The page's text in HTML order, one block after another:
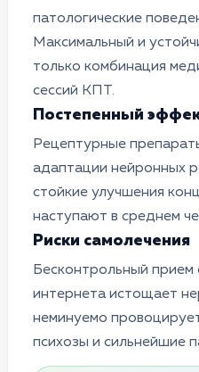
патологические
Максимальный и
только комбинация
сессий КПТ.
Постепенный
Рецептурные
адаптации нейронных
стойкие улучшения
наступают в среднем
Риски самолечения
Бесконтрольный прием
интернета истощает
неминуемо
психозы и сильнейшие